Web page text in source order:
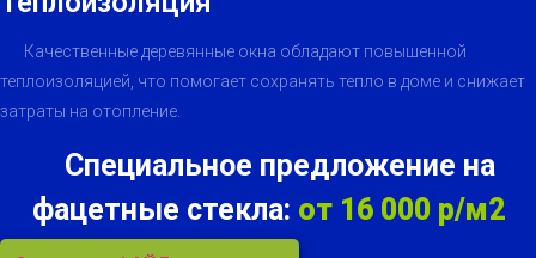
Качественные деревянные окна обладают повышенной
теплоизоляцией, что помогает сохранять тепло в доме и снижает
затраты на отопление.
Специальное предложение на
фацетные стекла: от 16 000 р/м2